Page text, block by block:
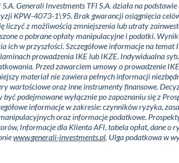
Generali Investments TFI S.A. działa na
KPW-4073-1\95. Brak gwarancji osiągnięcia
liczyć z możliwością zmniejszenia lub utraty
o pobrane opłaty manipulacyjne i podatki.
ich w przyszłości. Szczegółowe informacje na temat
prowadzenia IKE lub IKZE. Indywidualna
Przed zawarciem umowy o prowadzenie
materiał nie zawiera pełnych informacji
wartościowe oraz inne instrumenty finansowe.
podejmowane wyłącznie po zapoznaniu się z
informacje w zakresie: czynników ryzyka,
oraz informacje podatkowe.
Informacje dla Klienta AFI, tabela opłat, dane o
www.generali-investments.pl. Ulga podatkowa w